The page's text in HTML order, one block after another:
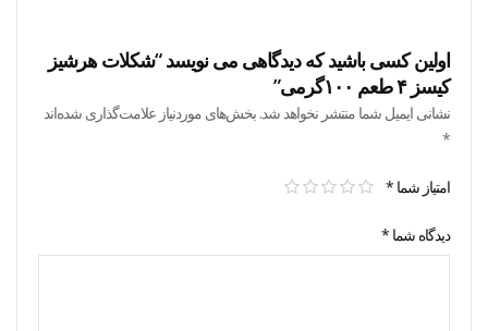
اولین کسی باشید که دیدگاهی می نویسد “شکلات هرشیز
کیسز ۴ طعم ۱۰۰گرمی”
نشانی ایمیل شما منتشر نخواهد شد. بخش‌های موردنیاز علامت‌گذاری شده‌اند
*
امتیاز شما *
دیدگاه شما *